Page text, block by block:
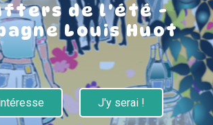
de l'été -
Louis Huot
J'y serai !